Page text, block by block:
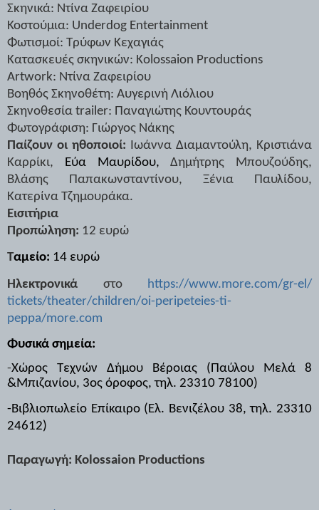
Σκηνικά: Ντίνα Ζαφειρίου
Κοστούμια: Underdog Entertainment
Φωτισμοί: Τρύφων Κεχαγιάς
Κατασκευές σκηνικών: Kolossaion Productions
Artwork: Ντίνα Ζαφειρίου
Βοηθός Σκηνοθέτη: Αυγερινή Λιόλιου
Σκηνοθεσία trailer: Παναγιώτης Κουντουράς
Φωτογράφιση: Γιώργος Νάκης
Παίζουν οι ηθοποιοί: Ιωάννα Διαμαντούλη, Κριστιάνα
Καρρίκι, Εύα Μαυρίδου,Δημήτρης Μπουζούδης,
Βλάσης Παπακωνσταντίνου, Ξένια Παυλίδου,
Κατερίνα Τζημουράκα.
Εισιτήρια
Προπώληση: 12 ευρώ
Ταμείο: 14 ευρώ
Ηλεκτρονικά στο
https://www.more.com/gr-el/
tickets/theater/children/oi-peripeteies-ti-
peppa/more.com
Φυσικά σημεία:
-Χώρος Τεχνών Δήμου Βέροιας (Παύλου Μελά 8
&Μπιζανίου, 3ος όροφος, τηλ. 23310 78100)
-Βιβλιοπωλείο Επίκαιρο (Ελ. Βενιζέλου 38, τηλ. 23310
24612)
Παραγωγή: Kolossaion Productions